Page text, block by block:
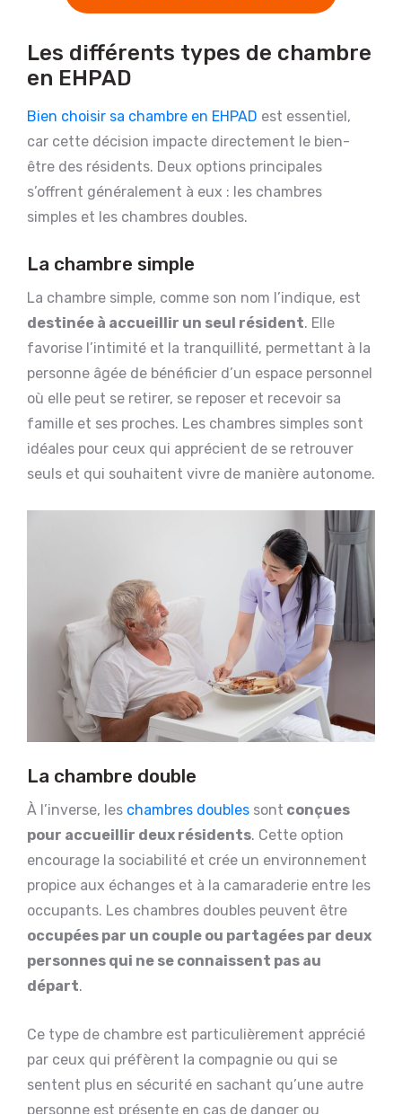
Les différents types de chambre
en EHPAD
Bien choisir sa chambre en EHPAD est essentiel,
car cette décision impacte directement le bien-
être des résidents. Deux options principales
s’offrent généralement à eux : les chambres
simples et les chambres doubles.
La chambre simple
La chambre simple, comme son nom l’indique, est
destinée à accueillir un seul résident. Elle
favorise l’intimité et la tranquillité, permettant à la
personne âgée de bénéficier d’un espace personnel
où elle peut se retirer, se reposer et recevoir sa
famille et ses proches. Les chambres simples sont
idéales pour ceux qui apprécient de se retrouver
seuls et qui souhaitent vivre de manière autonome.
La chambre double
À l’inverse, les chambres doubles sont conçues
pour accueillir deux résidents. Cette option
encourage la sociabilité et crée un environnement
propice aux échanges et à la camaraderie entre les
occupants. Les chambres doubles peuvent être
occupées par un couple ou partagées par deux
personnes qui ne se connaissent pas au
départ.
Ce type de chambre est particulièrement apprécié
par ceux qui préfèrent la compagnie ou qui se
sentent plus en sécurité en sachant qu’une autre
personne est présente en cas de danger ou